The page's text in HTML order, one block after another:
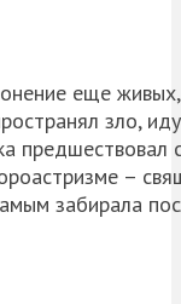
еще
зло,
–
забирала